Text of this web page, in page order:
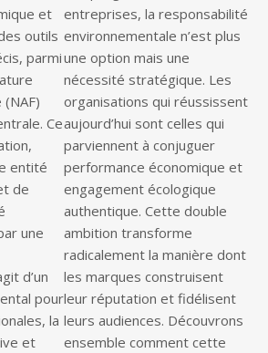
et
outils
parmi
Ce
entité
de
une
d’un
pour
la
et
entreprises, la responsabilité
environnementale n’est plus
une option mais une
nécessité stratégique. Les
organisations qui réussissent
aujourd’hui sont celles qui
parviennent à conjuguer
performance économique et
engagement écologique
authentique. Cette double
ambition transforme
radicalement la manière dont
les marques construisent
leur réputation et fidélisent
leurs audiences. Découvrons
ensemble comment cette